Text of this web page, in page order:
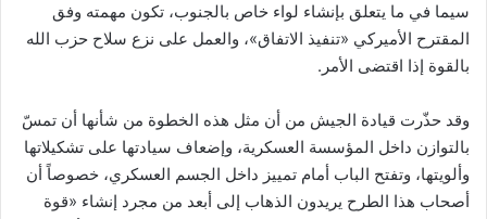
سيما في ما يتعلق بإنشاء لواء خاص بالجنوب، تكون مهمته وفق
المقترح الأميركي «تنفيذ الاتفاق»، والعمل على نزع سلاح حزب الله
بالقوة إذا اقتضى الأمر.
وقد حذّرت قيادة الجيش من أن مثل هذه الخطوة من شأنها أن تمسّ
بالتوازن داخل المؤسسة العسكرية، وإضعاف سيادتها على تشكيلاتها
وألويتها، وتفتح الباب أمام تمييز داخل الجسم العسكري، خصوصاً أن
أصحاب هذا الطرح يريدون الذهاب إلى أبعد من مجرد إنشاء «قوة